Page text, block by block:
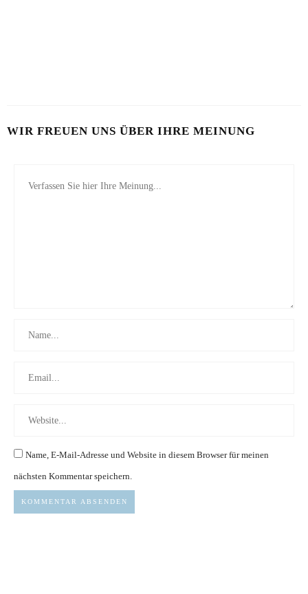
WIR FREUEN UNS ÜBER IHRE MEINUNG
Name, E-Mail-Adresse und Website in diesem Browser für meinen
nächsten Kommentar speichern.